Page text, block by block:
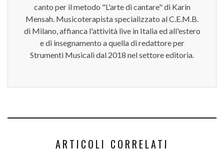
canto per il metodo "L'arte di cantare" di Karin
Mensah. Musicoterapista specializzato al C.E.M.B.
di Milano, affianca l'attività live in Italia ed all'estero
e di insegnamento a quella di redattore per
Strumenti Musicali dal 2018 nel settore editoria.
ARTICOLI CORRELATI